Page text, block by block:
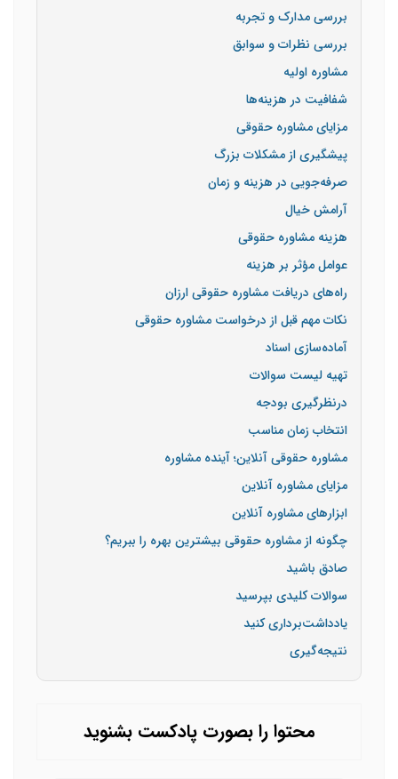
بررسی مدارک و تجربه
بررسی نظرات و سوابق
مشاوره اولیه
شفافیت در هزینه‌ها
مزایای مشاوره حقوقی
پیشگیری از مشکلات بزرگ
صرفه‌جویی در هزینه و زمان
آرامش خیال
هزینه مشاوره حقوقی
عوامل مؤثر بر هزینه
راه‌های دریافت مشاوره حقوقی ارزان
نکات مهم قبل از درخواست مشاوره حقوقی
آماده‌سازی اسناد
تهیه لیست سوالات
درنظرگیری بودجه
انتخاب زمان مناسب
مشاوره حقوقی آنلاین؛ آینده مشاوره
مزایای مشاوره آنلاین
ابزارهای مشاوره آنلاین
چگونه از مشاوره حقوقی بیشترین بهره را ببریم؟
صادق باشید
سوالات کلیدی بپرسید
یادداشت‌برداری کنید
نتیجه‌گیری
محتوا را بصورت پادکست بشنوید